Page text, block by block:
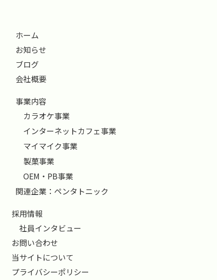
ホーム
お知らせ
ブログ
会社概要
事業内容
カラオケ事業
インターネットカフェ事業
マイマイク事業
製菓事業
OEM・PB事業
関連企業：ペンタトニック
採用情報
社員インタビュー
お問い合わせ
当サイトについて
プライバシーポリシー